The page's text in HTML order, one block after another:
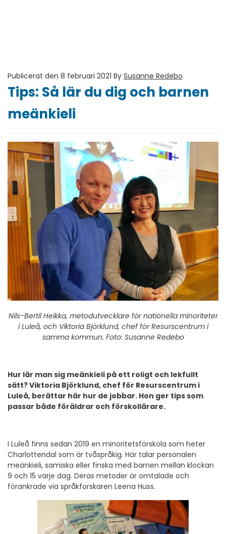
Publicerat den 8 februari 2021 By Susanne Redebo
Tips: Så lär du dig och barnen
meänkieli
Nils-Bertil Heikka, metodutvecklare för nationella minoriteter
i Luleå, och Viktoria Björklund, chef för Resurscentrum i
samma kommun. Foto: Susanne Redebo
Hur lär man sig meänkieli på ett roligt och lekfullt
sätt? Viktoria Björklund, chef för Resurscentrum i
Luleå, berättar här hur de jobbar. Hon ger tips som
passar både föräldrar och förskollärare.
I Luleå finns sedan 2019 en minoritetsförskola som heter
Charlottendal som är tvåspråkig. Här talar personalen
meänkieli, samiska eller finska med barnen mellan klockan
9 och 15 varje dag. Deras metoder är omtalade och
förankrade via språkforskaren Leena Huss.